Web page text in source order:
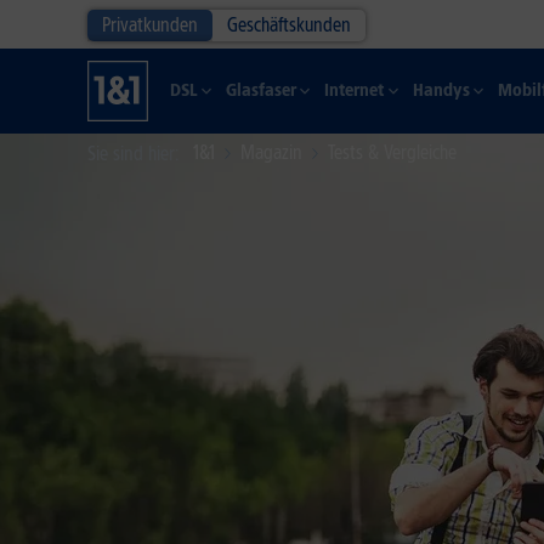
Privatkunden Geschäftskunden
DSL Glasfaser Internet Handys